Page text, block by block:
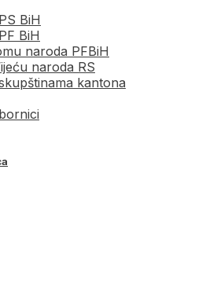
BiH
BiH
naroda PFBiH
naroda RS
kantona